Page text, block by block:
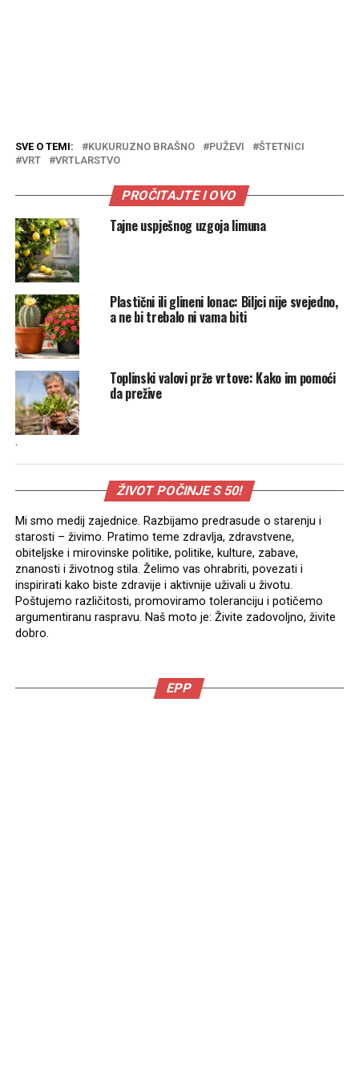
SVE O TEMI: KUKURUZNO BRAŠNO PUŽEVI
ŠTETNICI
VRT
VRTLARSTVO
PROČITAJTE I OVO
Tajne uspješnog uzgoja limuna
Plastični ili glineni lonac: Biljci nije svejedno,
a ne bi trebalo ni vama biti
Toplinski valovi prže vrtove: Kako im pomoći
da prežive
.
ŽIVOT POČINJE S 50!
Mi smo medij zajednice. Razbijamo predrasude o starenju i
starosti – živimo. Pratimo teme zdravlja, zdravstvene,
obiteljske i mirovinske politike, politike, kulture, zabave,
znanosti i životnog stila. Želimo vas ohrabriti, povezati i
inspirirati kako biste zdravije i aktivnije uživali u životu.
Poštujemo različitosti, promoviramo toleranciju i potičemo
argumentiranu raspravu. Naš moto je: Živite zadovoljno, živite
dobro.
EPP